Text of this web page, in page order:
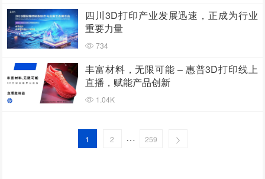
四川3D打印产业发展迅速，正成为行业
重要力量
734
丰富材料，无限可能 – 惠普3D打印线上
直播，赋能产品创新
1.04K
1 2 … 259